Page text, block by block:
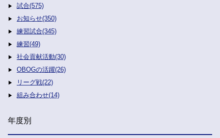
試合(575)
お知らせ(350)
練習試合(345)
練習(49)
社会貢献活動(30)
OBOGの活躍(26)
リーグ戦(22)
組み合わせ(14)
年度別